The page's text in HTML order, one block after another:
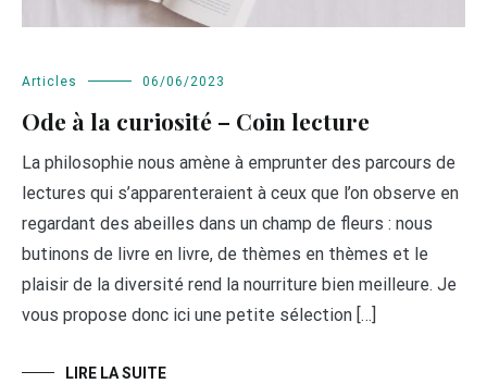
Articles 06/06/2023
Ode à la curiosité – Coin lecture
La philosophie nous amène à emprunter des parcours de
lectures qui s’apparenteraient à ceux que l’on observe en
regardant des abeilles dans un champ de fleurs : nous
butinons de livre en livre, de thèmes en thèmes et le
plaisir de la diversité rend la nourriture bien meilleure. Je
vous propose donc ici une petite sélection […]
LIRE LA SUITE